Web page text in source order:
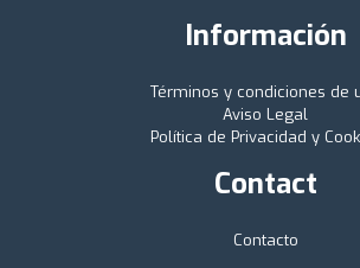
Información
Términos y condiciones de
Aviso Legal
Política de Privacidad y
Contact
Contacto